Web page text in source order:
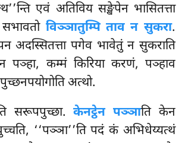
एवं अतिविय सङ्खेपेन भासितत्ता
विञ्ञातुम्पि ताव न सुकरा.
अदस्सितत्ता पगेव भावेतुं न सुकराति
पञ्हा, कम्मं किरिया करणं, पञ्हाव
पुच्छनपयोगोति अत्थो.
सरूपपुच्छा.केनट्ठेन पञ्ञाति केन
‘‘पञ्ञा’’ति पदं कं अभिधेय्यत्थं